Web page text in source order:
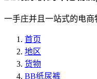
一手庄并且一站式的电商
首页
地区
货物
BB纸尿裤